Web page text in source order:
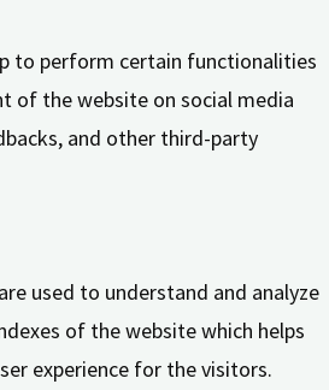
to perform certain functionalities
of the website on social media
and other third-party
used to understand and analyze
of the website which helps
experience for the visitors.